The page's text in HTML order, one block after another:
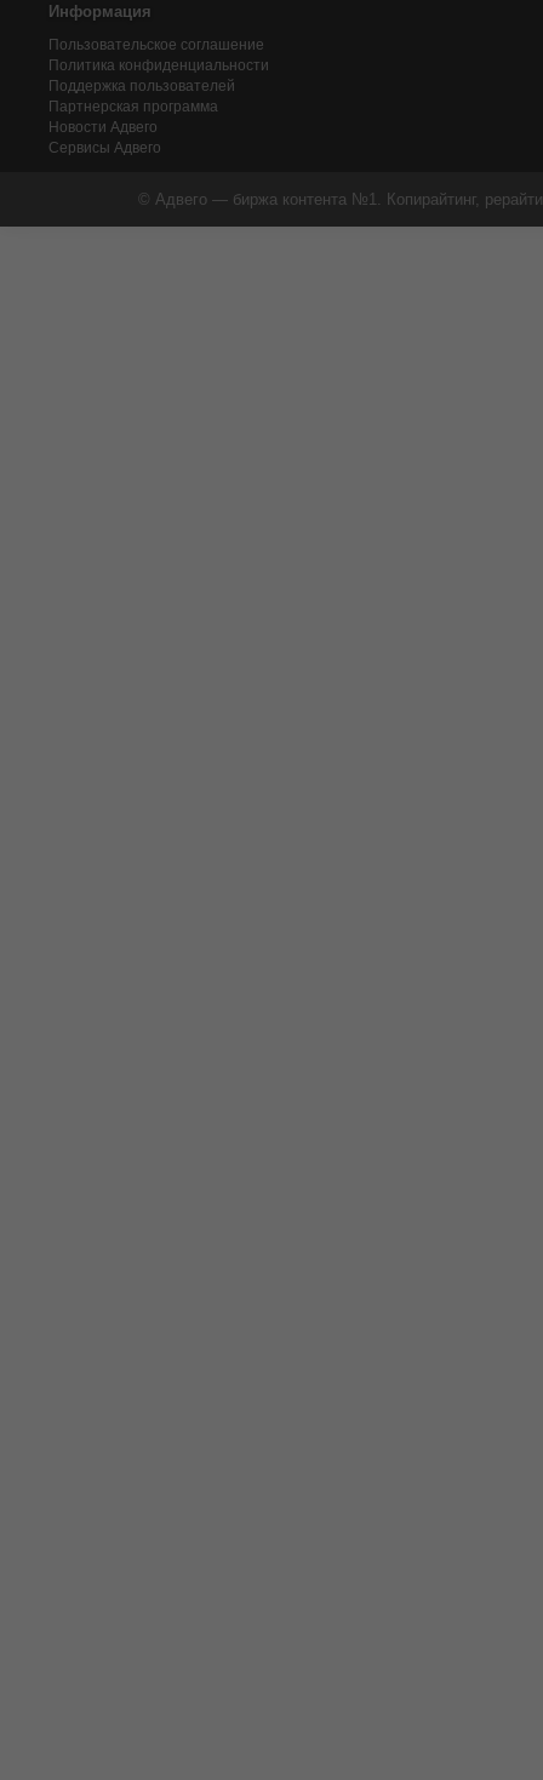
Информация
Пользовательское соглашение
Политика конфиденциальности
Поддержка пользователей
Партнерская программа
Новости Адвего
Сервисы Адвего
© Адвего — биржа контента №1. Копирайтинг,